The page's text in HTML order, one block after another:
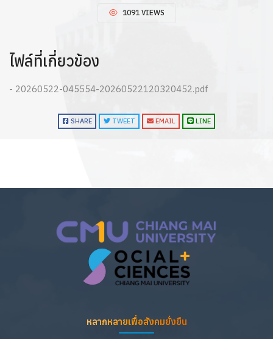
1091 VIEWS
ไฟล์ที่เกี่ยวข้อง
- 20260522-045554-20260522120320452.pdf
SHARE TWEET EMAIL LINE
หลากหลายเพื่อสังคมยั่งยืน